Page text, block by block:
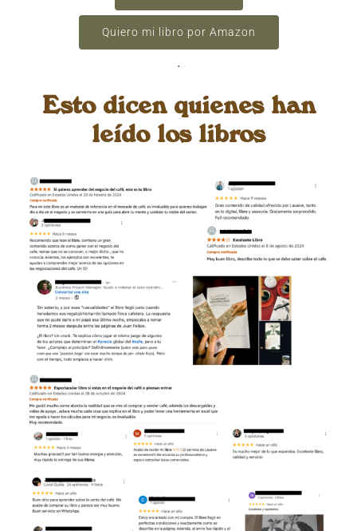
Quiero mi libro por Amazon
.
Esto dicen quienes han
leído los libros